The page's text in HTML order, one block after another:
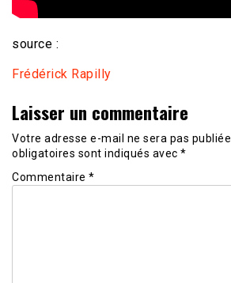
source :
Frédérick Rapilly
Laisser un commentaire
Votre adresse e-mail ne sera pas publiée.
obligatoires sont indiqués avec *
Commentaire *